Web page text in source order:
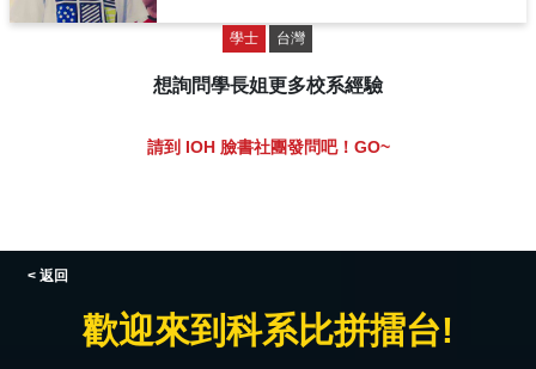
學士 台灣
想詢問學長姐更多校系經驗
請到 IOH 臉書社團發問吧！GO~
< 返回
歡迎來到科系比拼擂台!